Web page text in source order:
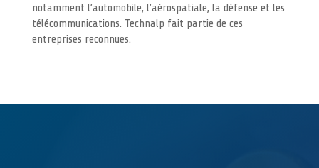
notamment l’automobile, l’aérospatiale, la défense et les
télécommunications. Technalp fait partie de ces
entreprises reconnues.